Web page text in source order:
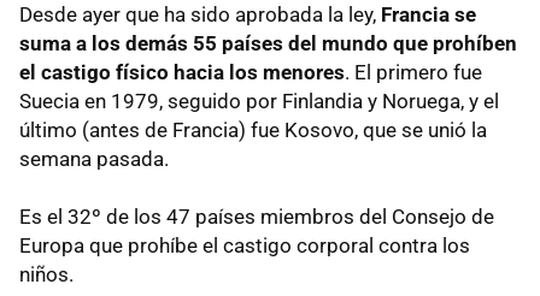
Desde ayer que ha sido aprobada la ley, Francia se
suma a los demás 55 países del mundo que prohíben
el castigo físico hacia los menores. El primero fue
Suecia en 1979, seguido por Finlandia y Noruega, y el
último (antes de Francia) fue Kosovo, que se unió la
semana pasada.
Es el 32º de los 47 países miembros del Consejo de
Europa que prohíbe el castigo corporal contra los
niños.